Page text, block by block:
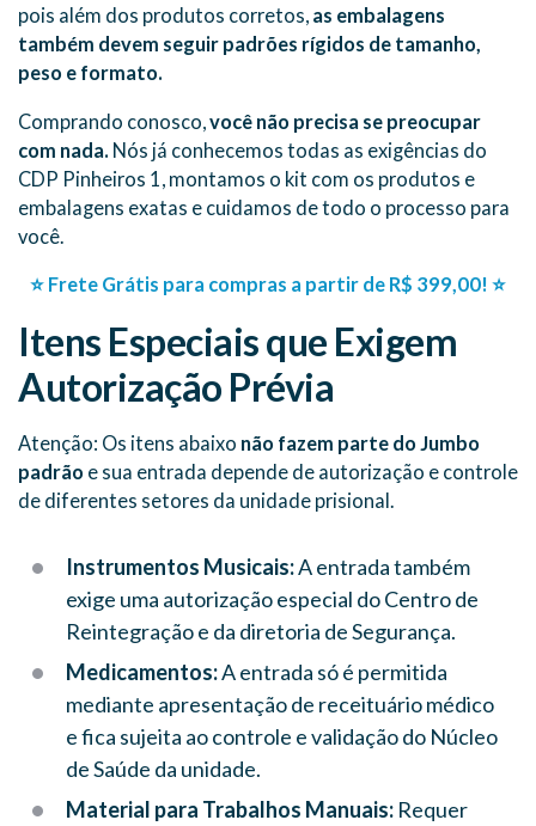
pois além dos produtos corretos, as embalagens
também devem seguir padrões rígidos de tamanho,
peso e formato.
Comprando conosco, você não precisa se preocupar
com nada. Nós já conhecemos todas as exigências do
CDP Pinheiros 1, montamos o kit com os produtos e
embalagens exatas e cuidamos de todo o processo para
você.
⭐ Frete Grátis para compras a partir de R$ 399,00! ⭐
Itens Especiais que Exigem
Autorização Prévia
Atenção: Os itens abaixo não fazem parte do Jumbo
padrão e sua entrada depende de autorização e controle
de diferentes setores da unidade prisional.
Instrumentos Musicais:A entrada também
exige uma autorização especial do Centro de
Reintegração e da diretoria de Segurança.
Medicamentos:A entrada só é permitida
mediante apresentação de receituário médico
e fica sujeita ao controle e validação do Núcleo
de Saúde da unidade.
Material para Trabalhos Manuais: Requer